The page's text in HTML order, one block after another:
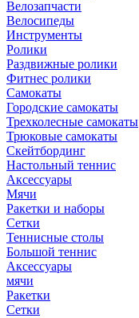
Велозапчасти
Велосипеды
Инструменты
Ролики
Раздвижные ролики
Фитнес ролики
Самокаты
Городские самокаты
Трехколесные самокаты
Трюковые самокаты
Скейтбординг
Настольный теннис
Аксессуары
Мячи
Ракетки и наборы
Сетки
Теннисные столы
Большой теннис
Аксессуары
мячи
Ракетки
Сетки